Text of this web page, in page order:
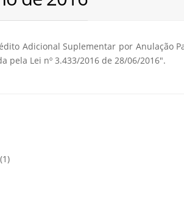
Adicional Suplementar por Anulação
pela Lei nº 3.433/2016 de 28/06/2016".